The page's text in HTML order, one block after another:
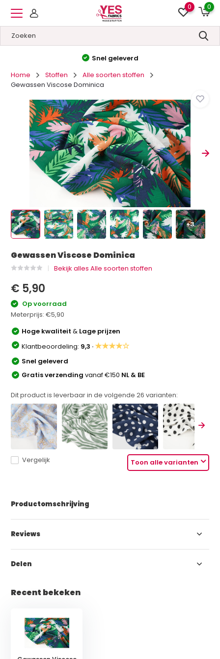
0 0
Home
Stoffen
Alle soorten stoffen
Gewassen Viscose Dominica
+3
Gewassen Viscose Dominica
Bekijk alles Alle soorten stoffen
€ 5,90
Op voorraad
Meterprijs:€5,90
Hoge kwaliteit& Lage prijzen
Klantbeoordeling: 9,3 ·★★★★☆
Snel geleverd
Gratis verzendingvanaf €150 NL & BE
Dit product is leverbaar in de volgende26 varianten:
Toon alle varianten
Vergelijk
Productomschrijving
Reviews
Delen
Recent bekeken